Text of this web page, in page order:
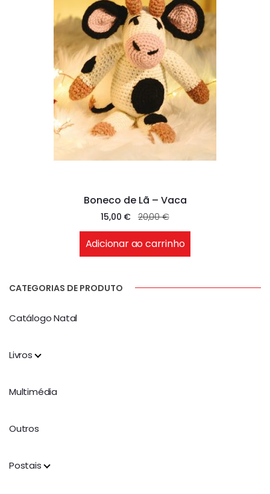
Boneco de Lã – Vaca
20,00€
15,00 €
Adicionar ao carrinho
CATEGORIAS DE PRODUTO
Catálogo Natal
Livros
Multimédia
Outros
Postais